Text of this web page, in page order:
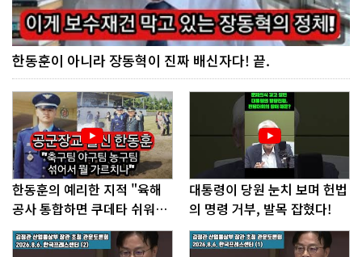
한동훈이 아니라 장동혁이 진짜 배신자다! 끝.
한동훈의 예리한 지적 "육해
공사 통합하면 쿠데타 쉬워진
다"
대통령이 당원 눈치 보며 헌법
의 명령 거부, 발목 잡혔다!